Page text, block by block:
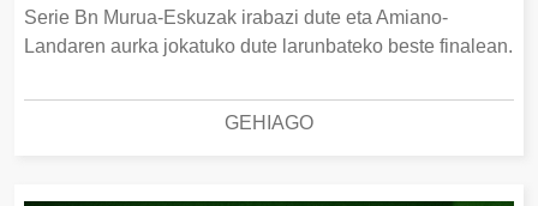
Serie Bn Murua-Eskuzak irabazi dute eta Amiano-
Landaren aurka jokatuko dute larunbateko beste finalean.
GEHIAGO